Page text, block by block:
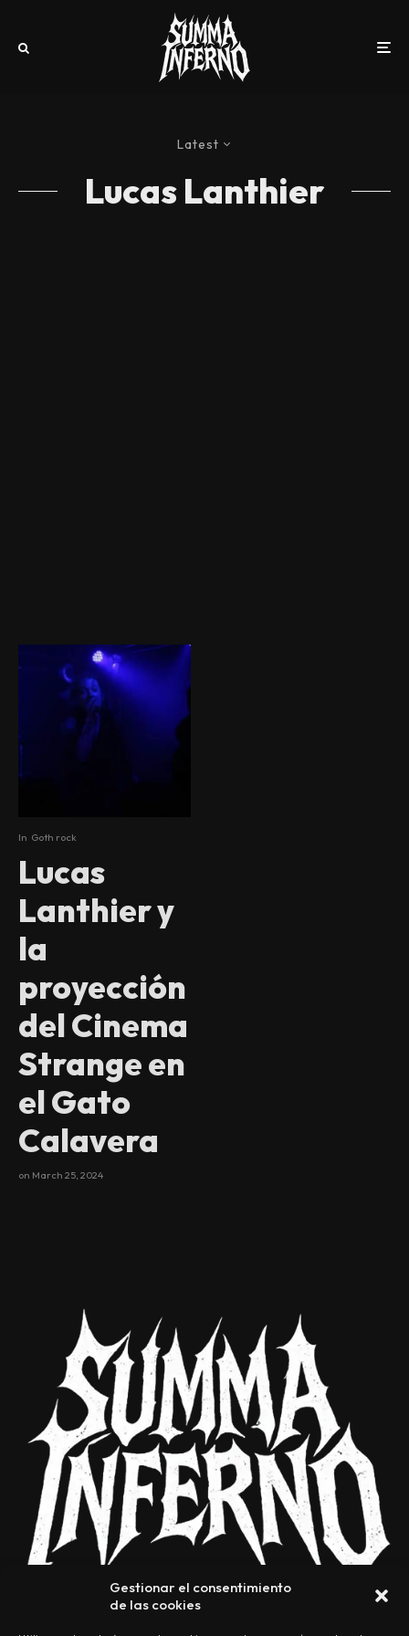
Gestionar el consentimiento
de las cookies
Latest
Lucas Lanthier
In Goth rock
Lucas
Lanthier y
la
proyección
del Cinema
Strange en
el Gato
Calavera
on March 25, 2024